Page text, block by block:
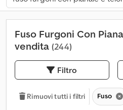
Fuso Furgoni Con
vendita (244)
Filtro
Rimuovi tutti i filtri Fuso